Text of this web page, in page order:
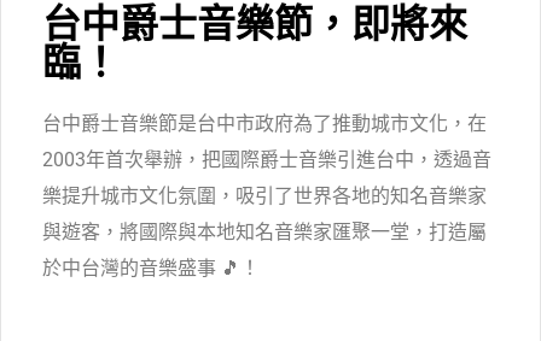
台中爵士音樂節，即將來
臨！
台中爵士音樂節是台中市政府為了推動城市文化，在
2003年首次舉辦，把國際爵士音樂引進台中，透過音
樂提升城市文化氛圍，吸引了世界各地的知名音樂家
與遊客，將國際與本地知名音樂家匯聚一堂，打造屬
於中台灣的音樂盛事 🎵！